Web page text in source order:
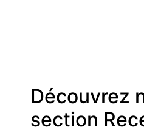
Découvrez
section